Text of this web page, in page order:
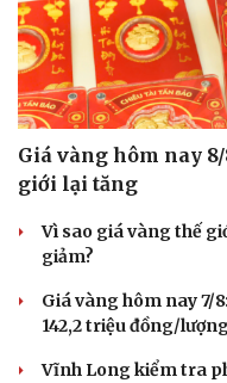
Giá vàng hôm nay
giới lại tăng
Vì sao giá vàng thế
giảm?
Giá vàng hôm nay 7/
142,2 triệu đồng/
Vĩnh Long kiểm tra